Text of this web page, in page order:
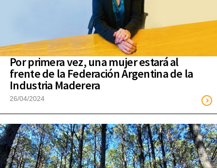
Por primera vez, una mujer estará al
frente de la Federación Argentina de la
Industria Maderera
26/04/2024